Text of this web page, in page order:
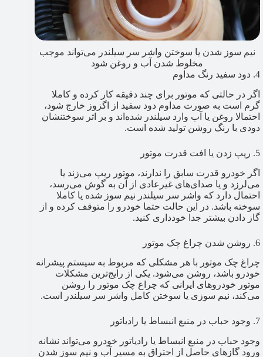
نیم سوز شدن یا سوختن واشر سر سیلندر می‌تواند موجب
مخلوط شدن آب و روغن شود
4. دود سفید رنگ مداوم
اگر در حالتی که موتور برای چند دقیقه کار کرده و کاملا
گرم است به صورت مداوم دود سفید از اگزوز خارج شود،
احتمالا روغن یا آب وارد سیلندر شده‌اند و بر اثر سوختنشان
دودی با رنگ روشن تولید شده است.
5. ریپ زدن یا افت قدرت موتور
اگر خودرو قدرت سابق را ندارند، موتور ریپ می‌زند یا
می‌لرزد و یا صدای‌های غیرعادی از آن به گوش می‌رسد،
احتمال دارد که واشر سر سیلندر نیم سوز شده یا کاملا
سوخته باشد. در این حالت حتما خودرو را متوقف کرده و از
گاز دادن بیشتر جدا خودداری کنید.
6. روشن شدن چراغ چک موتور
چراغ چک موتور با هر مشکلی که مربوط به سیستم پیشرانه
خودرو باشد، روشن می‌شود. یکی از رایج‌ترین مشکلات
موتور خودروهای ایرانی که چراغ چک موتور را روشن
می‌کند، نیم سوزی یا سوختن کامل واشر سر سیلندر است.
7. وجود حباب در منبع انبساط یا رادیاتور
وجود حباب در منبع انبساط یا رادیاتور خودرو می‌تواند نشانه
ورود گازهای حاصل از احتراق به مسیر آب و نیم سوز شدن